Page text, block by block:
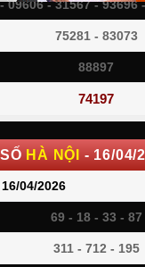
09606 - 31567 - 93696
75281 - 83073
88897
74197
HÀ NỘI - 16/04/
16/04/2026
69 - 18 - 33 - 87
311 - 712 - 195